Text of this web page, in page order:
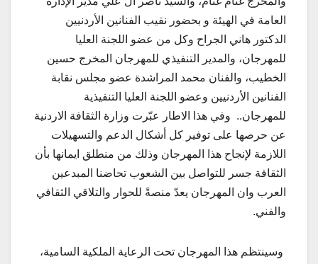
العامة في الهيئة و بحضور نقيب الفنانين الأردنيين
الدكتور هاني الجراح وكل من عضو اللجنة العليا
للمهرجان، والمدير التنفيذي للمهرجان المخرج حسين
الخطيب، والفنان محمد المراشدة عضو مجلس نقابة
الفنانين الأردنيين وعضو اللجنة العليا التنفيذية
للمهرجان.. وفي هذا الاطار عبّرت وزارة الثقافة الاردنية
عن حرصها على توفير كل أشكال الدعم والتسهيلات
اللازمة لإنجاح هذا المهرجان وذلك من منطلق ايمانها بأن
الثقافة جسر للتواصل بين الشعوب تحاضنا المبدعين
العرب وان المهرجان يعدّ منصةً للحوار والتلاقي الثقافي
والفني.
وسينتظم هذا المهرجان تحت الرعاية الملكية السامية،